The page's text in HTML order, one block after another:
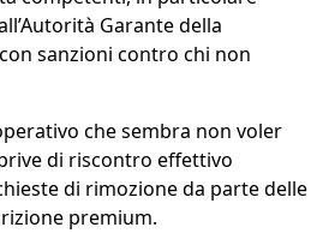
Garante della
sanzioni contro chi non
che sembra non voler
di riscontro effettivo
di rimozione da parte delle
premium.